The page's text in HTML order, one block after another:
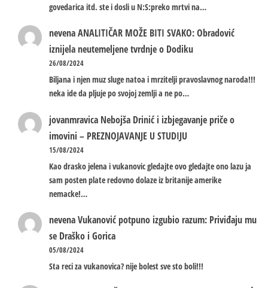
govedarica itd. ste i dosli u N:S:preko mrtvi na…
nevenaANALITIČAR MOŽE BITI SVAKO: Obradović
iznijela neutemeljene tvrdnje o Dodiku
26/08/2024
Biljana i njen muz sluge natoa i mrzitelji pravoslavnog naroda!!!
neka ide da pljuje po svojoj zemlji a ne po…
jovanmravica Nebojša Drinić i izbjegavanje priče o
imovini – PREZNOJAVANJE U STUDIJU
15/08/2024
Kao drasko jelena i vukanovic gledajte ovo gledajte ono lazu ja
sam posten plate redovno dolaze iz britanije amerike
nemacke!…
nevenaVukanović potpuno izgubio razum: Priviđaju mu
se Draško i Gorica
05/08/2024
Sta reci za vukanovica? nije bolest sve sto boli!!!